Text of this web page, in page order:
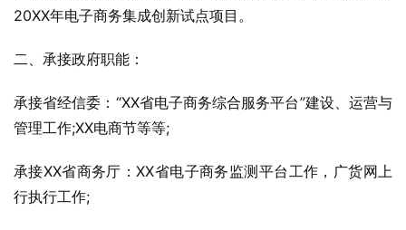
20XX年电子商务集成创新试点项目。
二、承接政府职能：
承接省经信委：“XX省电子商务综合服务平台”建设、运营与
管理工作;XX电商节等等;
承接XX省商务厅：XX省电子商务监测平台工作，广货网上
行执行工作;